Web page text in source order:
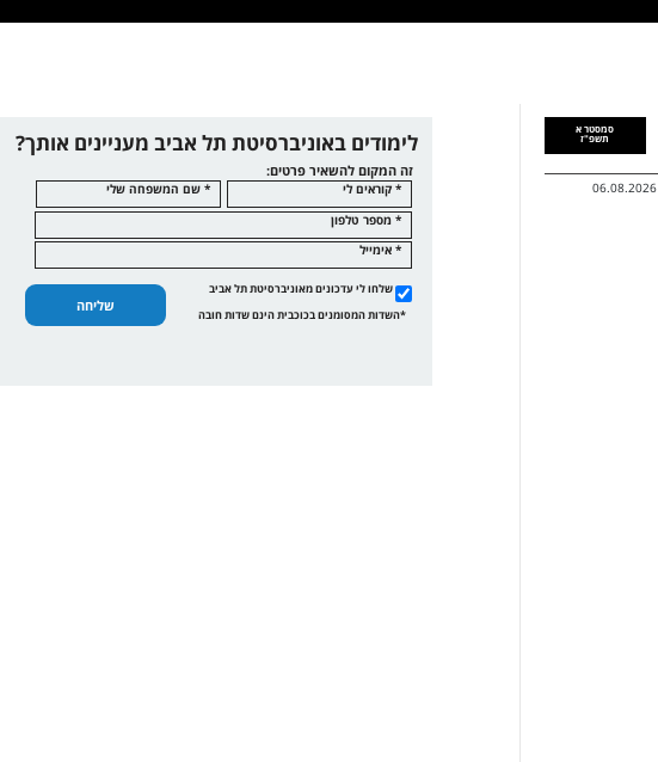
סמסטר א
תשפ"ז
06.08.2026
לימודים באוניברסיטת תל אביב מעניינים אותך?
זה המקום להשאיר פרטים:
* קוראים לי
* שם המשפחה שלי
* מספר טלפון
* אימייל
שלחו לי עדכונים מאוניברסיטת תל אביב
שליחה
*השדות המסומנים בכוכבית הינם שדות חובה